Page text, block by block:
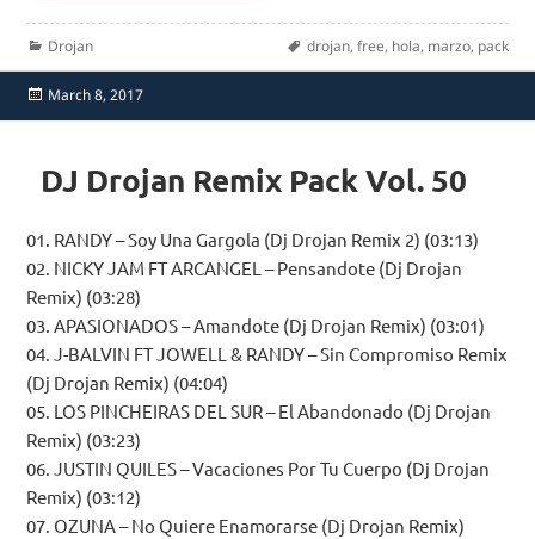
Categories
Drojan Tags
drojan, free, hola, marzo, pack
Posted
March 8, 2017
DJ Drojan Remix Pack Vol. 50
01. RANDY – Soy Una Gargola (Dj Drojan Remix 2) (03:13)
02. NICKY JAM FT ARCANGEL – Pensandote (Dj Drojan
Remix) (03:28)
03. APASIONADOS – Amandote (Dj Drojan Remix) (03:01)
04. J-BALVIN FT JOWELL & RANDY – Sin Compromiso Remix
(Dj Drojan Remix) (04:04)
05. LOS PINCHEIRAS DEL SUR – El Abandonado (Dj Drojan
Remix) (03:23)
06. JUSTIN QUILES – Vacaciones Por Tu Cuerpo (Dj Drojan
Remix) (03:12)
07. OZUNA – No Quiere Enamorarse (Dj Drojan Remix)